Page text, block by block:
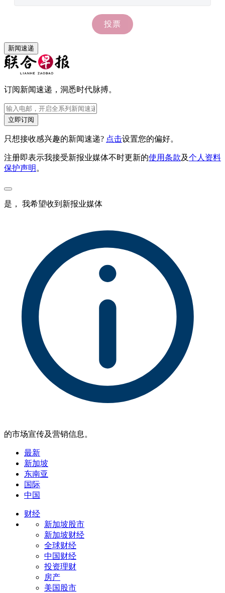
新闻速递
订阅新闻速递，洞悉时代脉搏。
立即订阅
只想接收感兴趣的新闻速递? 点击设置您的偏好。
注册即表示我接受新报业媒体不时更新的使用条款及个人资料
保护声明 。
是， 我希望收到新报业媒体
的市场宣传及营销信息。
最新
新加坡
东南亚
国际
中国
财经
新加坡股市
新加坡财经
全球财经
中国财经
投资理财
房产
美国股市